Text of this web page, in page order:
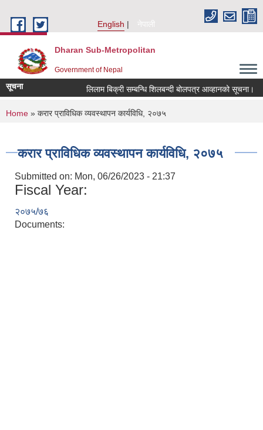
English
नेपाली
Dharan Sub-Metropolitan
Government of Nepal
सूचना लिलाम बिक्री सम्बन्धि शिलबन्दी बोलपत्र आव्हानको सूचना।
You are here
Home » करार प्राविधिक व्यवस्थापन कार्यविधि, २०७५
करार प्राविधिक व्यवस्थापन कार्यविधि, २०७५
Submitted on: Mon, 06/26/2023 - 21:37
Fiscal Year:
२०७५/७६
Documents: